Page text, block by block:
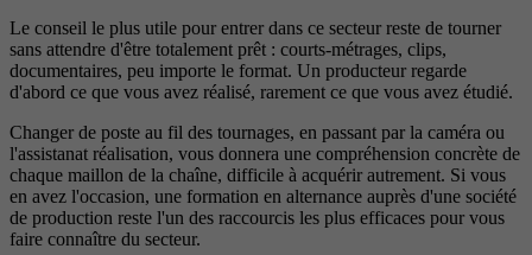
Le conseil le plus utile pour entrer dans ce secteur reste de tourner
sans attendre d'être totalement prêt : courts-métrages, clips,
documentaires, peu importe le format. Un producteur regarde
d'abord ce que vous avez réalisé, rarement ce que vous avez étudié.
Changer de poste au fil des tournages, en passant par la caméra ou
l'assistanat réalisation, vous donnera une compréhension concrète de
chaque maillon de la chaîne, difficile à acquérir autrement. Si vous
en avez l'occasion, une formation en alternance auprès d'une société
de production reste l'un des raccourcis les plus efficaces pour vous
faire connaître du secteur.